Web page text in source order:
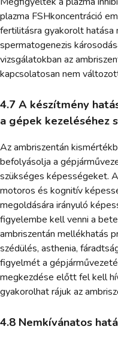
plazma FSHkoncentráció
fertilitásra gyakorolt hatása
spermatogenezis
vizsgálatokban az
kapcsolatosan nem
4.7 A készítmény
a gépek kezeléséhez
Az ambriszentán
befolyásolja a
szükséges képességeket.
motoros és kognitív
megoldására irányuló
figyelembe kell venni a
ambriszentán mellékhatás
szédülés, asthenia,
figyelmét a
megkezdése előtt fel kell
gyakorolhat rájuk az
4.8 Nemkívánatos